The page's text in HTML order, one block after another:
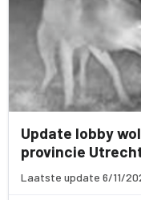
Update lobby
provincie
Laatste update 6/11/